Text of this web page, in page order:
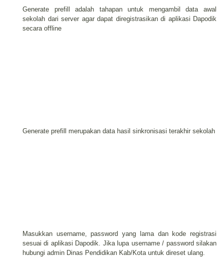
Generate prefill adalah tahapan untuk mengambil data awal
sekolah dari server agar dapat diregistrasikan di aplikasi Dapodik
secara offline
Generate prefill merupakan data hasil sinkronisasi terakhir sekolah
Masukkan username, password yang lama dan kode registrasi
sesuai di aplikasi Dapodik. Jika lupa username / password silakan
hubungi admin Dinas Pendidikan Kab/Kota untuk direset ulang.